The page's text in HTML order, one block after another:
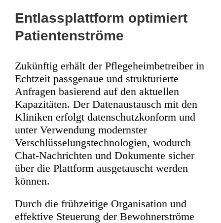
Entlassplattform optimiert
Patientenströme
Zukünftig erhält der Pflegeheimbetreiber in
Echtzeit passgenaue und strukturierte
Anfragen basierend auf den aktuellen
Kapazitäten. Der Datenaustausch mit den
Kliniken erfolgt datenschutzkonform und
unter Verwendung modernster
Verschlüsselungstechnologien, wodurch
Chat-Nachrichten und Dokumente sicher
über die Plattform ausgetauscht werden
können.
Durch die frühzeitige Organisation und
effektive Steuerung der Bewohnerströme